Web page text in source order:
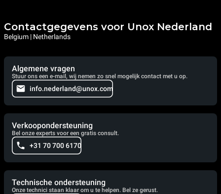
Contactgegevens voor Unox Nederland
Belgium | Netherlands
Algemene vragen
Stuur ons een e-mail, wij nemen zo snel mogelijk contact met u op.
info.nederland@unox.com
Verkoopondersteuning
Bel onze experts voor een gratis consult.
+31 70 700 6170
Technische ondersteuning
Onze technici staan klaar om u te helpen. Bel ze gerust.